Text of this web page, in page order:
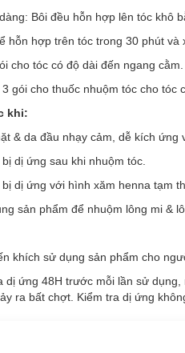
của Kem Nhuộm Tóc
Boost
mang đến mái tóc
3 loại dầu tự nhiên: dầu bơ,
trội*:
2 lần):
phú, nhuộm tóc lên màu chuẩn
& rực rỡ.
nhuộm tóc dễ chịu.
mềm mượt.
Bôi đều hỗn hợp lên tóc khô
hỗn hợp trên tóc trong 30 phút và
cho tóc có độ dài đến ngang cằm.
gói cho thuốc nhuộm tóc cho tóc
khi:
& da đầu nhạy cảm, dễ kích ứng
dị ứng sau khi nhuộm tóc.
dị ứng với hình xăm henna tạm
sản phẩm để nhuộm lông mi &
khích sử dụng sản phẩm cho
dị ứng 48H trước mỗi lần sử
ra bất chợt. Kiểm tra dị ứng